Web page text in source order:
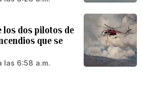
los dos pilotos de
que se
las 6:58 a.m.